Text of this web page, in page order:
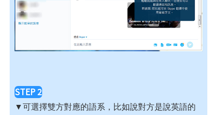
STEP 2
▼可選擇雙方對應的語系，比如說對方是說英語的